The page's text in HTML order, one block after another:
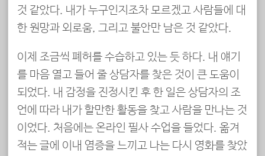
것 같았다. 내가 누구인지조차 모르겠고 사람들에 대
한 원망과 외로움, 그리고 불안만 남은 것 같았다.
이제 조금씩 폐허를 수습하고 있는 듯 하다. 내 얘기
를 마음 열고 들어 줄 상담자를 찾은 것이 큰 도움이
되었다. 내 감정을 진정시킨 후 한 일은 상담자의 조
언에 따라 내가 할만한 활동을 찾고 사람을 만나는 것
이었다. 처음에는 온라인 필사 수업을 들었다. 옮겨
적는 글에 이내 염증을 느끼고 나는 다시 영화를 찾았